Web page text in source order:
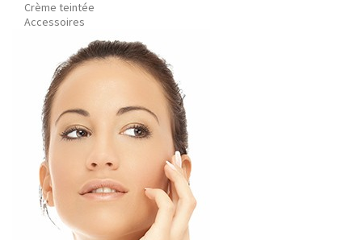
Crème teintée
Accessoires